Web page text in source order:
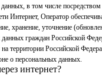
в том числе
Интернет, Оператор
хранение, уточнение
граждан Российской
территории Российской
о персональных данных.
интернет?